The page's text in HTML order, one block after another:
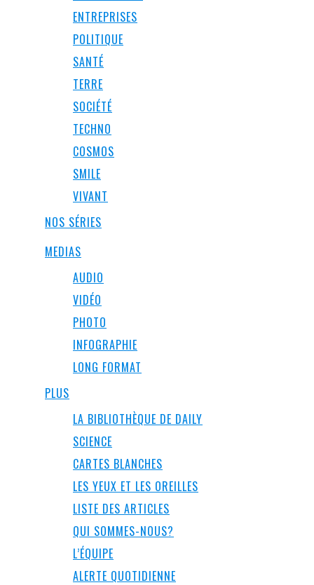
ENTREPRISES
POLITIQUE
SANTÉ
TERRE
SOCIÉTÉ
TECHNO
COSMOS
SMILE
VIVANT
NOS SÉRIES
MEDIAS
AUDIO
VIDÉO
PHOTO
INFOGRAPHIE
LONG FORMAT
PLUS
LA BIBLIOTHÈQUE DE DAILY
SCIENCE
CARTES BLANCHES
LES YEUX ET LES OREILLES
LISTE DES ARTICLES
QUI SOMMES-NOUS?
L’ÉQUIPE
ALERTE QUOTIDIENNE